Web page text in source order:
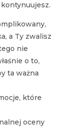
a Ty zwalisz
nie
o to,
ta ważna
które
oceny